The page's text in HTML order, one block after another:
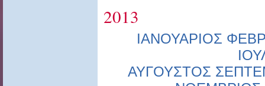
2013
ΙΑΝΟΥΑΡΙΟΣ
ΑΥΓΟΥΣΤΟΣ